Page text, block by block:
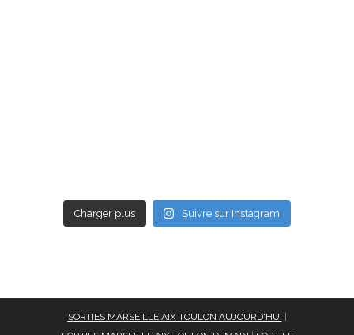
Charger plus Suivre sur Instagram
SORTIES MARSEILLE AIX TOULON AUJOURD'HUI